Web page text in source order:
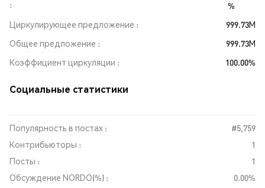
%
Циркулирующее предложение
999.73M
Общее предложение
999.73M
Коэффициент циркуляции
100.00%
Социальные статистики
Популярность в постах :
#5,759
Контрибьюторы :
1
Посты :
1
Обсуждение NORDO(%) :
0.00%